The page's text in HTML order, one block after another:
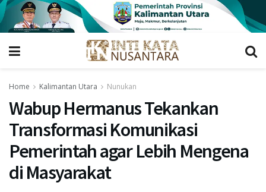
Home Kalimantan Utara Nunukan
Wabup Hermanus Tekankan
Transformasi Komunikasi
Pemerintah agar Lebih Mengena
di Masyarakat